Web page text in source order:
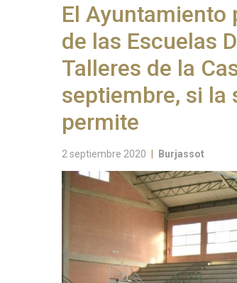
El
de las Escuelas
Talleres de la
septiembre, si la
permite
2 septiembre 2020 Burjassot